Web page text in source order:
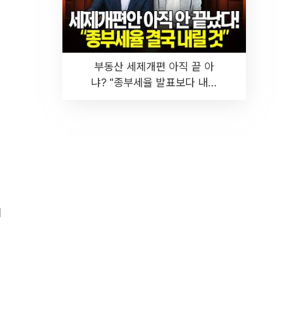
부동산 세제개편 아직 끝 아
냐? "종부세율 발표보다 내릴